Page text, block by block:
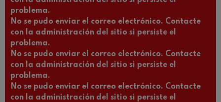
problema.
No se pudo enviar el correo electrónico. Contacte
con la administración del sitio si persiste el
problema.
No se pudo enviar el correo electrónico. Contacte
con la administración del sitio si persiste el
problema.
No se pudo enviar el correo electrónico. Contacte
con la administración del sitio si persiste el